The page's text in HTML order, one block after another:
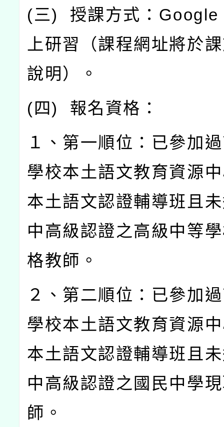
(三) 授課方式： Google
上研習（課程網址將於
說明）。
( 四) 報名資格：
１、第一順位：已參加
學校本土語文教育資源
本土語文認證輔導班且
中高級認證之高級中等
格教師。
２、第二順位：已參加
學校本土語文教育資源
本土語文認證輔導班且
中高級認證之國民中學
師。